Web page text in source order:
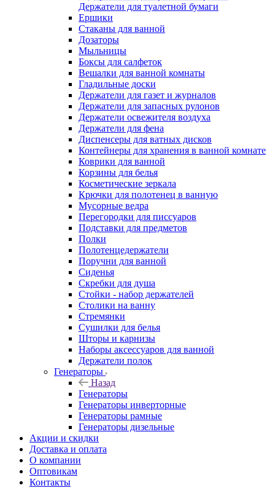
Держатели для туалетной бумаги
Ершики
Стаканы для ванной
Дозаторы
Мыльницы
Боксы для салфеток
Вешалки для ванной комнаты
Гладильные доски
Держатели для газет и журналов
Держатели для запасных рулонов
Держатели освежителя воздуха
Держатели для фена
Диспенсеры для ватных дисков
Контейнеры для хранения в ванной комнате
Коврики для ванной
Корзины для белья
Косметические зеркала
Крючки для полотенец в ванную
Мусорные ведра
Перегородки для писсуаров
Подставки для предметов
Полки
Полотенцедержатели
Поручни для ванной
Сиденья
Скребки для душа
Стойки - набор держателей
Столики на ванну
Стремянки
Сушилки для белья
Шторы и карнизы
Наборы аксессуаров для ванной
Держатели полок
Генераторы
Назад
Генераторы
Генераторы инверторные
Генераторы рамные
Генераторы дизельные
Акции и скидки
Доставка и оплата
О компании
Оптовикам
Контакты